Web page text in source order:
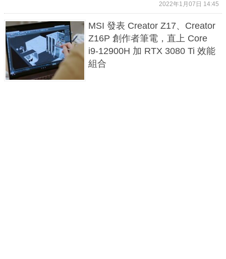
2022年1月07日 14:45
MSI 發表 Creator Z17、Creator
Z16P 創作者筆電，直上 Core
i9-12900H 加 RTX 3080 Ti 效能
組合